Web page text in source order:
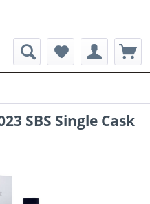
SBS Single Cask